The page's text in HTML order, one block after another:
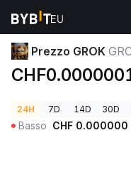
Prezzi Crypto
Prezzo GROK
24H 7D 14D 30D
Basso CHF 0.000000